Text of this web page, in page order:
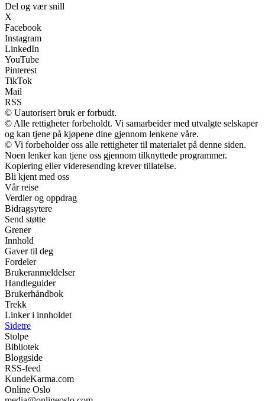
Del og vær snill
X
Facebook
Instagram
LinkedIn
YouTube
Pinterest
TikTok
Mail
RSS
© Uautorisert bruk er forbudt.
© Alle rettigheter forbeholdt. Vi samarbeider med utvalgte selskaper
og kan tjene på kjøpene dine gjennom lenkene våre.
© Vi forbeholder oss alle rettigheter til materialet på denne siden.
Noen lenker kan tjene oss gjennom tilknyttede programmer.
Kopiering eller videresending krever tillatelse.
Bli kjent med oss
Vår reise
Verdier og oppdrag
Bidragsytere
Send støtte
Grener
Innhold
Gaver til deg
Fordeler
Brukeranmeldelser
Handleguider
Brukerhåndbok
Trekk
Linker i innholdet
Sidetre
Stolpe
Bibliotek
Bloggside
RSS-feed
KundeKarma.com
Online Oslo